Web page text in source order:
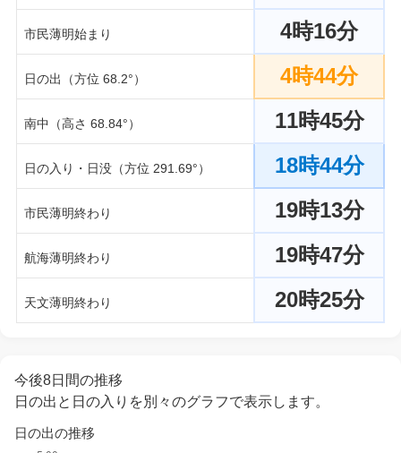
市民薄明始まり 4時16分
日の出（方位 68.2°） 4時44分
南中（高さ 68.84°） 11時45分
日の入り・日没（方位 291.69°） 18時44分
市民薄明終わり 19時13分
航海薄明終わり 19時47分
天文薄明終わり 20時25分
今後8日間の推移
日の出と日の入りを別々のグラフで表示します。
日の出の推移